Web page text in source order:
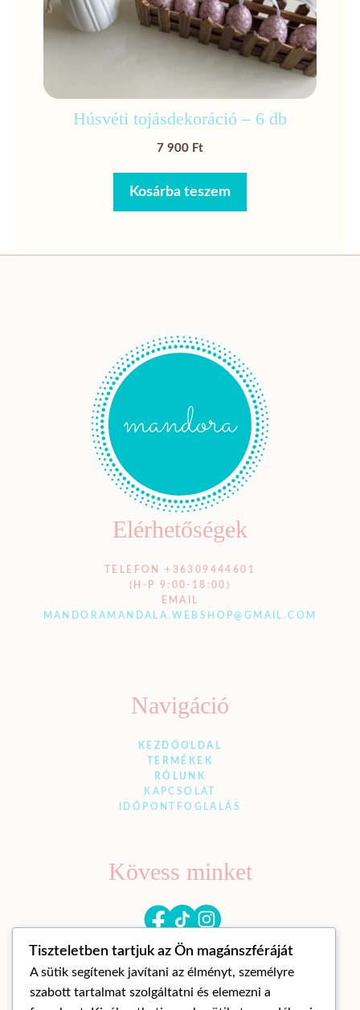
Húsvéti tojásdekoráció – 6 db
7 900 Ft
Kosárba teszem
Elérhetőségek
TELEFON +36309444601
(H-P 9:00-18:00)
EMAIL
MANDORAMANDALA.WEBSHOP@GMAIL.COM
Navigáció
KEZDŐOLDAL
TERMÉKEK
RÓLUNK
KAPCSOLAT
IDŐPONTFOGLALÁS
Kövess minket
Tiszteletben tartjuk az Ön magánszféráját
A sütik segítenek javítani az élményt, személyre
szabott tartalmat szolgáltatni és elemezni a